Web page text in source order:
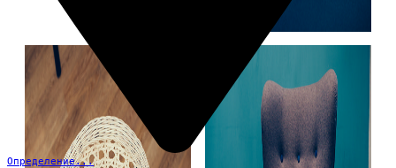
Определение...